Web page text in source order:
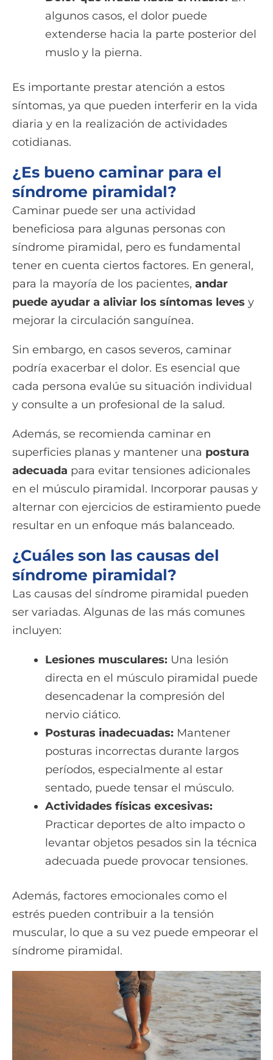
algunos casos, el dolor puede
extenderse hacia la parte posterior del
muslo y la pierna.
Es importante prestar atención a estos
síntomas, ya que pueden interferir en la vida
diaria y en la realización de actividades
cotidianas.
¿Es bueno caminar para el
síndrome piramidal?
Caminar puede ser una actividad
beneficiosa para algunas personas con
síndrome piramidal, pero es fundamental
tener en cuenta ciertos factores. En general,
para la mayoría de los pacientes, andar
puede ayudar a aliviar los síntomas leves y
mejorar la circulación sanguínea.
Sin embargo, en casos severos, caminar
podría exacerbar el dolor. Es esencial que
cada persona evalúe su situación individual
y consulte a un profesional de la salud.
Además, se recomienda caminar en
superficies planas y mantener una postura
adecuada para evitar tensiones adicionales
en el músculo piramidal. Incorporar pausas y
alternar con ejercicios de estiramiento puede
resultar en un enfoque más balanceado.
¿Cuáles son las causas del
síndrome piramidal?
Las causas del síndrome piramidal pueden
ser variadas. Algunas de las más comunes
incluyen:
Lesiones musculares: Una lesión
directa en el músculo piramidal puede
desencadenar la compresión del
nervio ciático.
Posturas inadecuadas: Mantener
posturas incorrectas durante largos
períodos, especialmente al estar
sentado, puede tensar el músculo.
Actividades físicas excesivas:
Practicar deportes de alto impacto o
levantar objetos pesados sin la técnica
adecuada puede provocar tensiones.
Además, factores emocionales como el
estrés pueden contribuir a la tensión
muscular, lo que a su vez puede empeorar el
síndrome piramidal.